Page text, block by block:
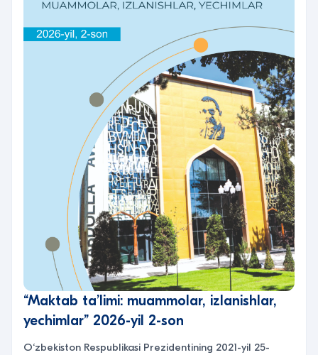
“Maktab ta’limi: muammolar, izlanishlar,
yechimlar” 2026-yil 2-son
O‘zbekiston Respublikasi Prezidentining 2021-yil 25-